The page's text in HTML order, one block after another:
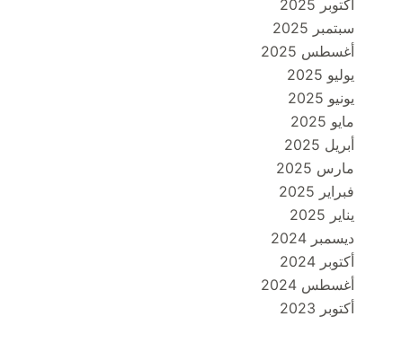
أكتوبر 2025
سبتمبر 2025
أغسطس 2025
يوليو 2025
يونيو 2025
مايو 2025
أبريل 2025
مارس 2025
فبراير 2025
يناير 2025
ديسمبر 2024
أكتوبر 2024
أغسطس 2024
أكتوبر 2023